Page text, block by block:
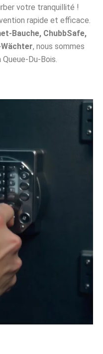
votre tranquillité !
rapide et efficace.
Bauche, ChubbSafe,
, nous sommes
Du-Bois.